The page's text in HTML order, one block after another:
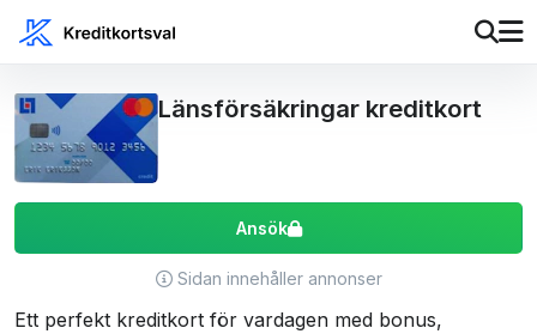
Ansök
Sidan innehåller annonser
Länsförsäkringar kreditkort
Ett perfekt kreditkort för vardagen med bonus,